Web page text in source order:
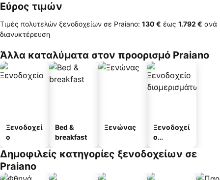
Εύρος τιμών
Τιμές πολυτελών ξενοδοχείων σε Praiano: ‎130 € έως ‎1.792 € ανά
διανυκτέρευση
Άλλα καταλύματα στον προορισμό Praiano
Ξενοδοχεί
ο
Bed &
breakfast
Ξενώνας
Ξενοδοχεί
ο
άτων
Δημοφιλείς κατηγορίες ξενοδοχείων σε
Praiano